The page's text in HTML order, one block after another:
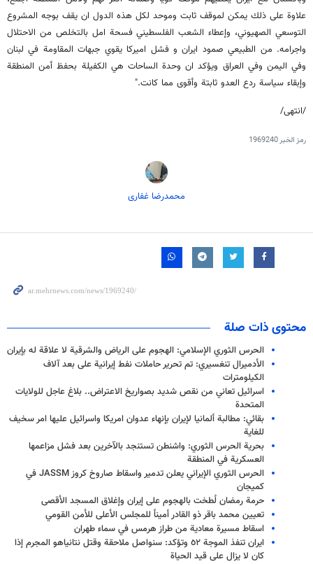
علاوة على ذلك يمكن لموقف ثابت وموحد لكل هذه الدول ان يقف بوجه المشروع
التوسعي الصهيوني، وإعطاء الشعب الفلسطيني فسحة امل بالتخلص من الاحتلال
واجرامه. من الطبيعي صمود ايران و فشل اميركا يقوي جبهات المقاومة في لبنان
وفي اليمن وفي العراق ويؤكد ان وحدة الساحات هي الكفيلة بحفظ أمن المنطقة
وإبقاء سياسة ردع العدو ثابتة وأقوى مما كانت."
/انتهى/
رمز الخبر1969240
محمدرضا غفاری
محتوى ذات صلة
الحرس الثوري الإسلامي: الهجوم على الرياض والشرقية لا علاقة له بإيران
الأدميرال تنغسيري: تم تحرير حاملات نفط إيرانية على بعد آلاف
الكيلومترات
اسرائيل تعاني من نقص شديد بصواريخ الاعتراض.. بلاغ عاجل للولايات
المتحدة
بقائي: مطالبة ألمانيا لإيران بإنهاء عدوان امريكا واسرائيل عليها امر سخيف
للغاية
بحرية الحرس الثوري: واشنطن تستنجد بالآخرين بعد فشل مزاعمها
العسكرية في المنطقة
الحرس الثوري الإيراني يعلن تدمير واسقاط صاروخ كروز JASSM في
كميجان
حرمة رمضان لُطخت بالهجوم على إيران وإغلاق المسجد الأقصى
تعيين محمد باقر ذو القادر أميناً للمجلس الأعلى للأمن القومي
اسقاط مسيرة معادية من طراز هرمس في سماء طهران
ايران تنفذ الموجة ٥٢ وتؤكد: سنواصل ملاحقة وقتل نتانياهو المجرم إذا
كان لا يزال على قيد الحياة